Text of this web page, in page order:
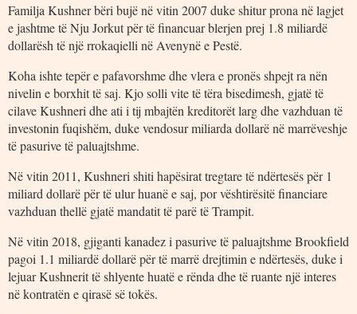
Familja Kushner bëri bujë në vitin 2007 duke shitur prona në lagjet
e jashtme të Nju Jorkut për të financuar blerjen prej 1.8 miliardë
dollarësh të një rrokaqielli në Avenynë e Pestë.
Koha ishte tepër e pafavorshme dhe vlera e pronës shpejt ra nën
nivelin e borxhit të saj. Kjo solli vite të tëra bisedimesh, gjatë të
cilave Kushneri dhe ati i tij mbajtën kreditorët larg dhe vazhduan të
investonin fuqishëm, duke vendosur miliarda dollarë në marrëveshje
të pasurive të paluajtshme.
Në vitin 2011, Kushneri shiti hapësirat tregtare të ndërtesës për 1
miliard dollarë për të ulur huanë e saj, por vështirësitë financiare
vazhduan thellë gjatë mandatit të parë të Trampit.
Në vitin 2018, gjiganti kanadez i pasurive të paluajtshme Brookfield
pagoi 1.1 miliardë dollarë për të marrë drejtimin e ndërtesës, duke i
lejuar Kushnerit të shlyente huatë e rënda dhe të ruante një interes
në kontratën e qirasë së tokës.